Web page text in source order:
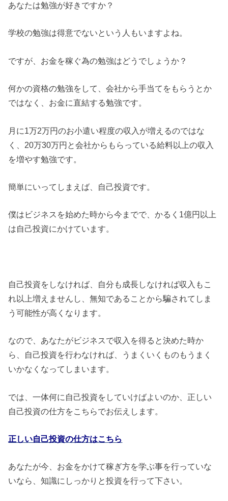
あなたは勉強が好きですか？
学校の勉強は得意でないという人もいますよね。
ですが、お金を稼ぐ為の勉強はどうでしょうか？
何かの資格の勉強をして、会社から手当てをもらうとか
ではなく、お金に直結する勉強です。
月に1万2万円のお小遣い程度の収入が増えるのではな
く、20万30万円と会社からもらっている給料以上の収入
を増やす勉強です。
簡単にいってしまえば、自己投資です。
僕はビジネスを始めた時から今までで、かるく1億円以上
は自己投資にかけています。
自己投資をしなければ、自分も成長しなければ収入もこ
れ以上増えませんし、無知であることから騙されてしま
う可能性が高くなります。
なので、あなたがビジネスで収入を得ると決めた時か
ら、自己投資を行わなければ、うまくいくものもうまく
いかなくなってしまいます。
では、一体何に自己投資をしていけばよいのか、正しい
自己投資の仕方をこちらでお伝えします。
正しい自己投資の仕方はこちら
あなたが今、お金をかけて稼ぎ方を学ぶ事を行っていな
いなら、知識にしっかりと投資を行って下さい。